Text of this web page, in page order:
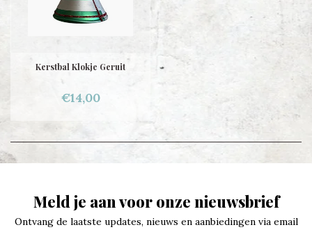
Kerstbal Klokje Geruit
€14,00
Meld je aan voor onze nieuwsbrief
Ontvang de laatste updates, nieuws en aanbiedingen via email